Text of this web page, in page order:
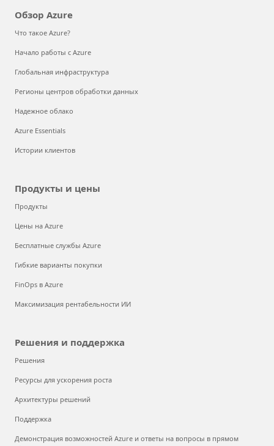
Обзор Azure
Что такое Azure?
Начало работы с Azure
Глобальная инфраструктура
Регионы центров обработки данных
Надежное облако
Azure Essentials
Истории клиентов
Продукты и цены
Продукты
Цены на Azure
Бесплатные службы Azure
Гибкие варианты покупки
FinOps в Azure
Максимизация рентабельности ИИ
Решения и поддержка
Решения
Ресурсы для ускорения роста
Архитектуры решений
Поддержка
Демонстрация возможностей Azure и ответы на вопросы в прямом